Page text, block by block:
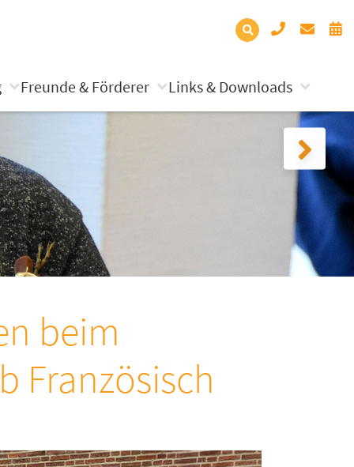
Freunde & Förderer Links & Downloads
beim
Französisch